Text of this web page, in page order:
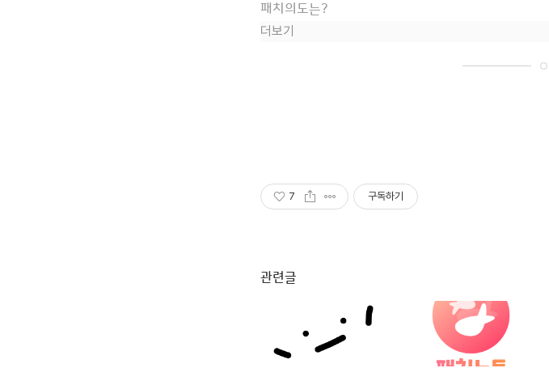
패치의도는?
더보기
7 구독하기
관련글